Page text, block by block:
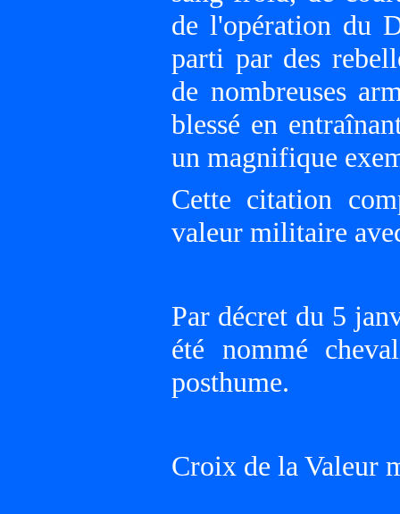
de l'opération du
parti par des
de nombreuses
blessé en
un magnifique
Cette citation
valeur militaire
Par décret du 5
été nommé
posthume.
Croix de la Valeur